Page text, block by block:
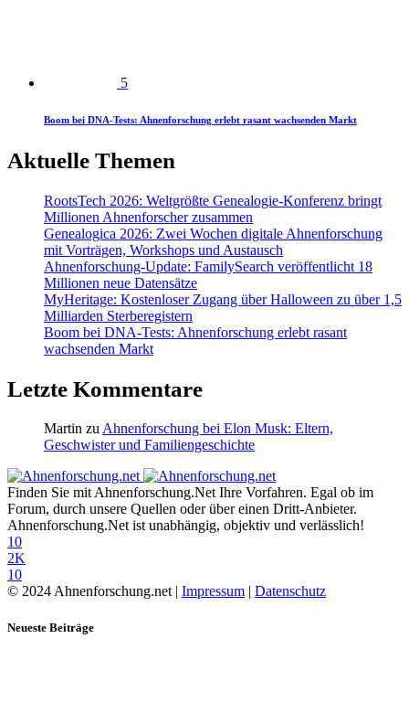
5
Boom bei DNA-Tests: Ahnenforschung erlebt rasant wachsenden Markt
Aktuelle Themen
RootsTech 2026: Weltgrößte Genealogie-Konferenz bringt
Millionen Ahnenforscher zusammen
Genealogica 2026: Zwei Wochen digitale Ahnenforschung
mit Vorträgen, Workshops und Austausch
Ahnenforschung-Update: FamilySearch veröffentlicht 18
Millionen neue Datensätze
MyHeritage: Kostenloser Zugang über Halloween zu über 1,5
Milliarden Sterberegistern
Boom bei DNA-Tests: Ahnenforschung erlebt rasant
wachsenden Markt
Letzte Kommentare
Martin zu Ahnenforschung bei Elon Musk: Eltern,
Geschwister und Familiengeschichte
Finden Sie mit Ahnenforschung.Net Ihre Vorfahren. Egal ob im
Forum, durch unsere Quellen oder über einen Dritt-Anbieter.
Ahnenforschung.Net ist unabhängig, objektiv und verlässlich!
10
2K
10
© 2024 Ahnenforschung.net | Impressum | Datenschutz
Neueste Beiträge